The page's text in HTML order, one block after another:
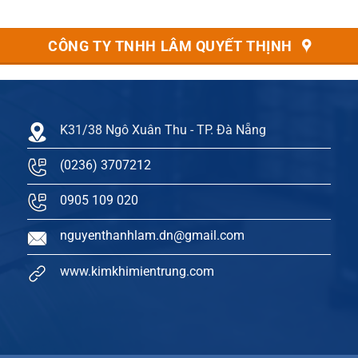
CÔNG TY TNHH LÂM QUYẾT THỊNH
K31/38 Ngô Xuân Thu - TP. Đà Nẵng
(0236) 3707212
0905 109 020
nguyenthanhlam.dn@gmail.com
www.kimkhimientrung.com